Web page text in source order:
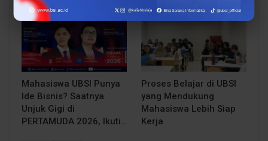
EVENT
Mahasiswa UBSI Punya
Ide Bisnis? Saatnya
Unjuk Gigi di
PERTAMUDA 2026, Ikuti…
Proses Belajar di UBSI
yang Mendukung
Mahasiswa Lebih Siap
Kerja